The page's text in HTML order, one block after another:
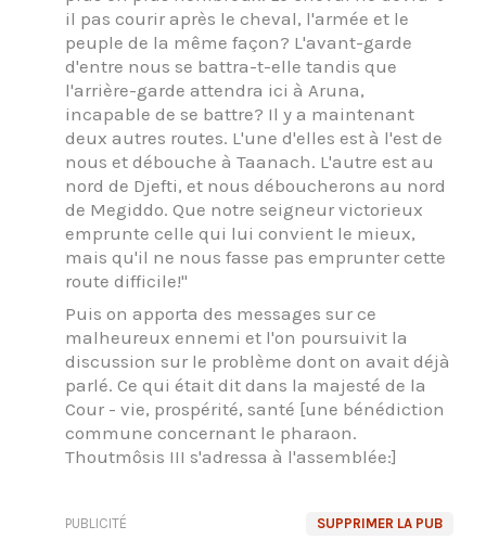
il pas courir après le cheval, l'armée et le
peuple de la même façon? L'avant-garde
d'entre nous se battra-t-elle tandis que
l'arrière-garde attendra ici à Aruna,
incapable de se battre? Il y a maintenant
deux autres routes. L'une d'elles est à l'est de
nous et débouche à Taanach. L'autre est au
nord de Djefti, et nous déboucherons au nord
de Megiddo. Que notre seigneur victorieux
emprunte celle qui lui convient le mieux,
mais qu'il ne nous fasse pas emprunter cette
route difficile!"
Puis on apporta des messages sur ce
malheureux ennemi et l'on poursuivit la
discussion sur le problème dont on avait déjà
parlé. Ce qui était dit dans la majesté de la
Cour - vie, prospérité, santé [une bénédiction
commune concernant le pharaon.
Thoutmôsis III s'adressa à l'assemblée:]
SUPPRIMER LA PUB
PUBLICITÉ